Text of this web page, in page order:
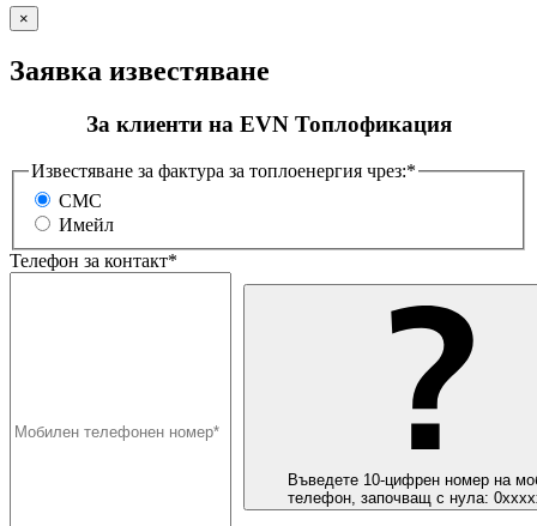
×
Заявка известяване
За клиенти на EVN Топлофикация
Известяване за фактура за топлоенергия чрез:*
СМС
Имейл
Телефон за контакт*
Въведете 10-цифрен номер на
телефон, започващ с нула: